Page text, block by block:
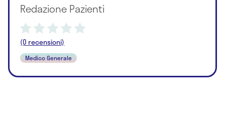
Redazione Pazienti
(0 recensioni)
Medico Generale